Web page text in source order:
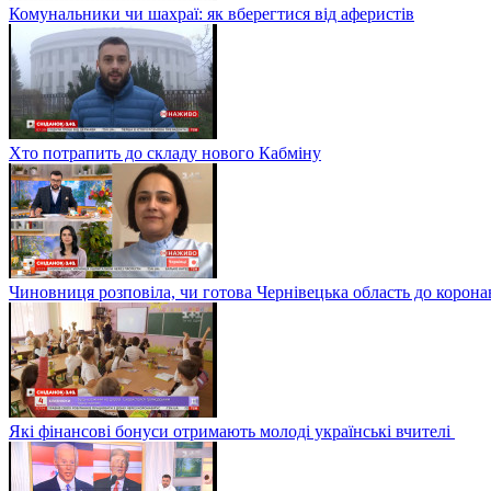
Комунальники чи шахраї: як вберегтися від аферистів
Хто потрапить до складу нового Кабміну
Чиновниця розповіла, чи готова Чернівецька область до
Які фінансові бонуси отримають молоді українські вчителі